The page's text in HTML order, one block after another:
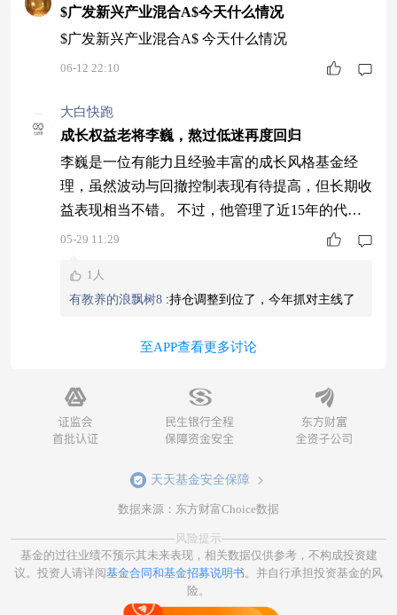
$广发新兴产业混合A$今天什么情况
$广发新兴产业混合A$ 今天什么情况
06-12 22:10
大白快跑
成长权益老将李巍，熬过低迷再度回归
李巍是一位有能力且经验丰富的成长风格基金经
理，虽然波动与回撤控制表现有待提高，但长期收
益表现相当不错。 不过，他管理了近15年的代表
作广发制造业精选混合，在2023年到2024年期间业
游，2024年又以1.66%的表现位居同类中等偏下位
置。 直到2025年，终于以57.52%收益表现重回同
05-29 11:29
1人
有教养的浪飘树8 :持仓调整到位了，今年抓对主线了
至APP查看更多讨论
天天基金安全保障
数据来源：东方财富Choice数据
风险提示
基金的过往业绩不预示其未来表现，相关数据仅供参考，不构成投资建
议。投资人请详阅基金合同和基金招募说明书。并自行承担投资基金的风
险。